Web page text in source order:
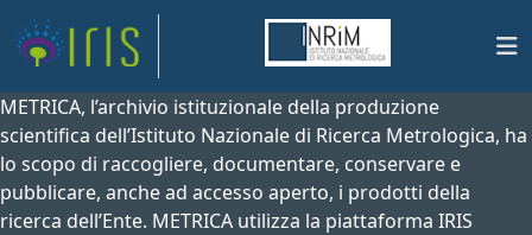
METRICA, l’archivio istituzionale della produzione
scientifica dell’Istituto Nazionale di Ricerca Metrologica, ha
lo scopo di raccogliere, documentare, conservare e
pubblicare, anche ad accesso aperto, i prodotti della
ricerca dell’Ente. METRICA utilizza la piattaforma IRIS